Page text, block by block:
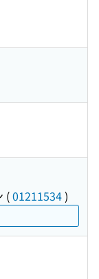
(01211534)